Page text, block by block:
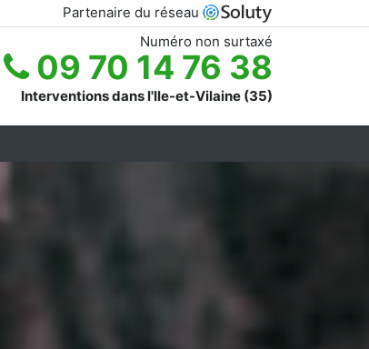
Partenaire du réseau
Numéro non surtaxé
09 70 14 76 38
Interventions dans l'Ile-et-Vilaine (35)